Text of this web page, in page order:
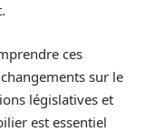
ces
sur le
législatives et
est essentiel